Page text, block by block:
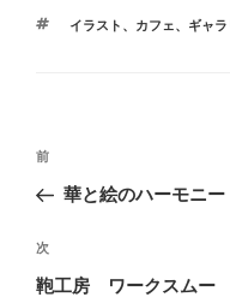
ゴ
タ
イラスト 、 カフェ、 ギャ
稿
ナ
ゲ
ー
前
の
稿
前
華と絵のハーモニ
次
の
次
鞄工房 ワークスムー